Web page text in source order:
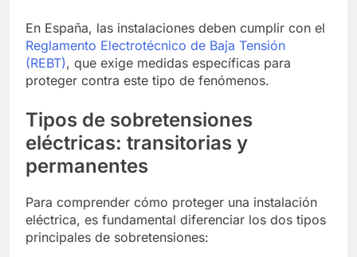
En España, las instalaciones deben cumplir con el
Reglamento Electrotécnico de Baja Tensión
(REBT), que exige medidas específicas para
proteger contra este tipo de fenómenos.
Tipos de sobretensiones
eléctricas: transitorias y
permanentes
Para comprender cómo proteger una instalación
eléctrica, es fundamental diferenciar los dos tipos
principales de sobretensiones: